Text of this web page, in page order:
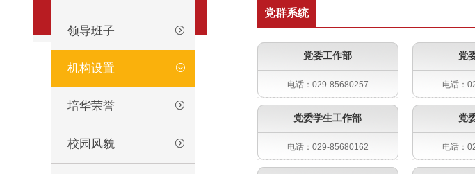
领导班子
机构设置
培华荣誉
校园风貌
党群系统
党委工作部
电话：029-85680257
党
电话：
党委学生工作部
电话：029-85680162
党
电话：